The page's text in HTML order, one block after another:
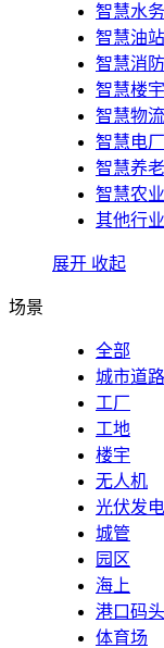
智慧水务
智慧油站
智慧消防
智慧楼宇
智慧物流
智慧电厂
智慧养老
智慧农业
其他行业
展开 收起
场景
全部
城市道路
工厂
工地
楼宇
无人机
光伏发电
城管
园区
海上
港口码头
体育场